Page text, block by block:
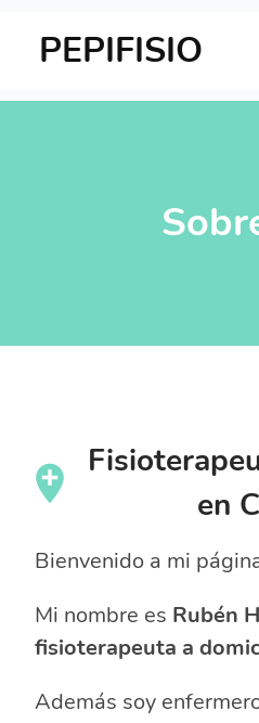
PEPIFISIO
en
Bienvenido a mi
Mi nombre es Rubén
fisioterapeuta a
Además soy